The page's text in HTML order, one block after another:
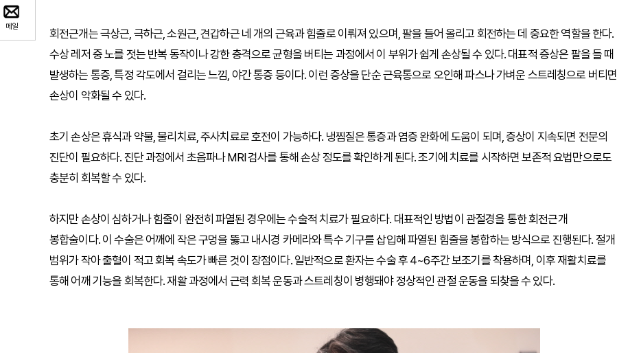
메일
회전근개는 극상근, 극하근, 소원근, 견갑하근 네 개의 근육과 힘줄로 이뤄져 있으며, 팔을 들어 올리고 회전하는 데 중요한 역할을 한다.
수상 레저 중 노를 젓는 반복 동작이나 강한 충격으로 균형을 버티는 과정에서 이 부위가 쉽게 손상될 수 있다. 대표적 증상은 팔을 들 때
발생하는 통증, 특정 각도에서 걸리는 느낌, 야간 통증 등이다. 이런 증상을 단순 근육통으로 오인해 파스나 가벼운 스트레칭으로 버티면
손상이 악화될 수 있다.
초기 손상은 휴식과 약물, 물리치료, 주사치료로 호전이 가능하다. 냉찜질은 통증과 염증 완화에 도움이 되며, 증상이 지속되면 전문의
진단이 필요하다. 진단 과정에서 초음파나 MRI 검사를 통해 손상 정도를 확인하게 된다. 조기에 치료를 시작하면 보존적 요법만으로도
충분히 회복할 수 있다.
하지만 손상이 심하거나 힘줄이 완전히 파열된 경우에는 수술적 치료가 필요하다. 대표적인 방법이 관절경을 통한 회전근개
봉합술이다. 이 수술은 어깨에 작은 구멍을 뚫고 내시경 카메라와 특수 기구를 삽입해 파열된 힘줄을 봉합하는 방식으로 진행된다. 절개
범위가 작아 출혈이 적고 회복 속도가 빠른 것이 장점이다. 일반적으로 환자는 수술 후 4~6주간 보조기를 착용하며, 이후 재활치료를
통해 어깨 기능을 회복한다. 재활 과정에서 근력 회복 운동과 스트레칭이 병행돼야 정상적인 관절 운동을 되찾을 수 있다.